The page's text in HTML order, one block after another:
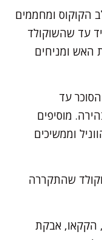
הקוקוס ומחממים
עד שהשוקולד
האש ומניחים
עד
מוסיפים
וממשיכים
שהתקררה
הקקאו, אבקת